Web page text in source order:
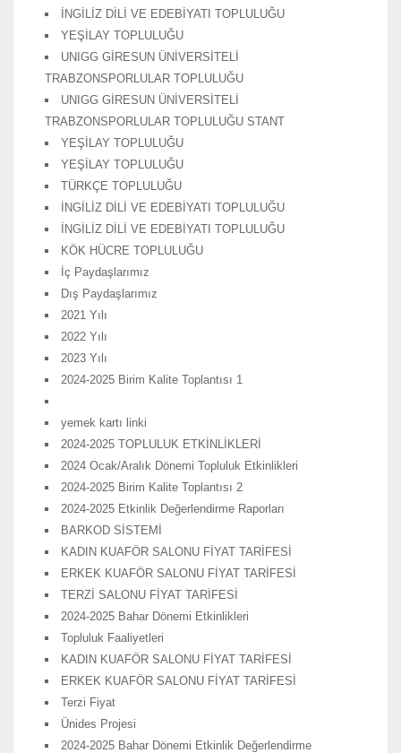
İNGİLİZ DİLİ VE EDEBİYATI TOPLULUĞU
YEŞİLAY TOPLULUĞU
UNIGG GİRESUN ÜNİVERSİTELİ
TRABZONSPORLULAR TOPLULUĞU
UNIGG GİRESUN ÜNİVERSİTELİ
TRABZONSPORLULAR TOPLULUĞU STANT
YEŞİLAY TOPLULUĞU
YEŞİLAY TOPLULUĞU
TÜRKÇE TOPLULUĞU
İNGİLİZ DİLİ VE EDEBİYATI TOPLULUĞU
İNGİLİZ DİLİ VE EDEBİYATI TOPLULUĞU
KÖK HÜCRE TOPLULUĞU
İç Paydaşlarımız
Dış Paydaşlarımız
2021 Yılı
2022 Yılı
2023 Yılı
2024-2025 Birim Kalite Toplantısı 1
yemek kartı linki
2024-2025 TOPLULUK ETKİNLİKLERİ
2024 Ocak/Aralık Dönemi Topluluk Etkinlikleri
2024-2025 Birim Kalite Toplantısı 2
2024-2025 Etkinlik Değerlendirme Raporları
BARKOD SİSTEMİ
KADIN KUAFÖR SALONU FİYAT TARİFESİ
ERKEK KUAFÖR SALONU FİYAT TARİFESİ
TERZİ SALONU FİYAT TARİFESİ
2024-2025 Bahar Dönemi Etkinlikleri
Topluluk Faaliyetleri
KADIN KUAFÖR SALONU FİYAT TARİFESİ
ERKEK KUAFÖR SALONU FİYAT TARİFESİ
Terzi Fiyat
Ünides Projesi
2024-2025 Bahar Dönemi Etkinlik Değerlendirme